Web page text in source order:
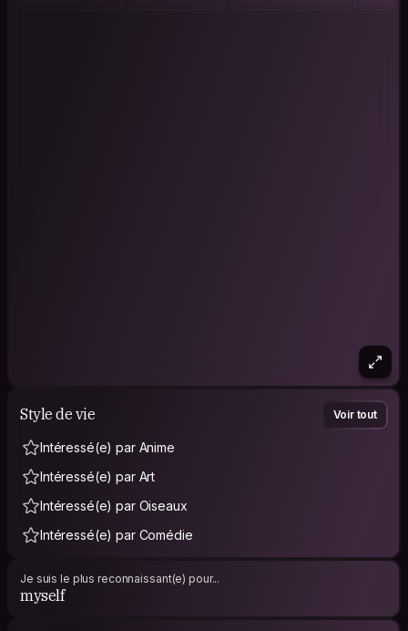
Style de vie Voir tout
Intéressé(e) par Anime
Intéressé(e) par Art
Intéressé(e) par Oiseaux
Intéressé(e) par Comédie
Je suis le plus reconnaissant(e) pour...
myself